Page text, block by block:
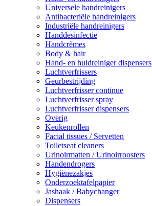
Universele handreinigers
Antibacteriële handreinigers
Industriële handreinigers
Handdesinfectie
Handcrèmes
Body & hair
Hand- en huidreiniger dispensers
Luchtverfrissers
Geurbestrijding
Luchtverfrisser continue
Luchtverfrisser spray
Luchtverfrisser dispensers
Overig
Keukenrollen
Facial tissues / Servetten
Toiletseat cleaners
Urinoirmatten / Urinoirroosters
Handendrogers
Hygiënezakjes
Onderzoektafelpapier
Jashaak / Babychanger
Dispensers